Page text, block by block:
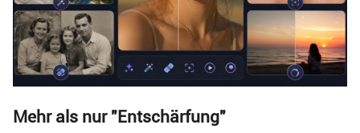
Mehr als nur "Entschärfung"